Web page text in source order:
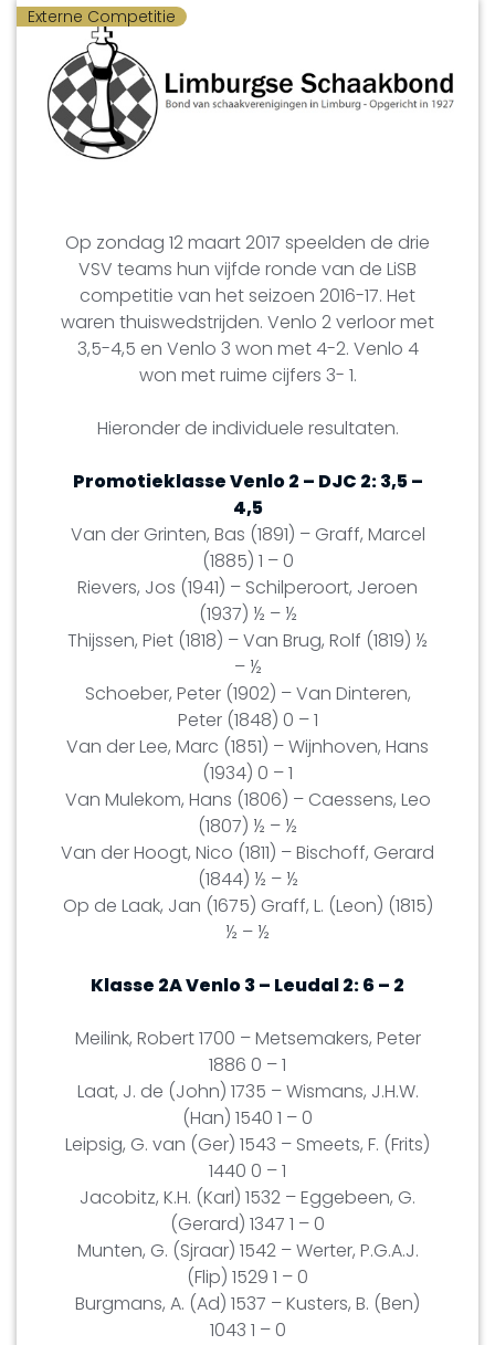
Externe Competitie
Op zondag 12 maart 2017 speelden de drie
VSV teams hun vijfde ronde van de LiSB
competitie van het seizoen 2016-17. Het
waren thuiswedstrijden. Venlo 2 verloor met
3,5-4,5 en Venlo 3 won met 4-2. Venlo 4
won met ruime cijfers 3- 1.
Hieronder de individuele resultaten.
Promotieklasse Venlo 2 – DJC 2: 3,5 –
4,5
Van der Grinten, Bas (1891) – Graff, Marcel
(1885) 1 – 0
Rievers, Jos (1941) – Schilperoort, Jeroen
(1937) ½ – ½
Thijssen, Piet (1818) – Van Brug, Rolf (1819) ½
– ½
Schoeber, Peter (1902) – Van Dinteren,
Peter (1848) 0 – 1
Van der Lee, Marc (1851) – Wijnhoven, Hans
(1934) 0 – 1
Van Mulekom, Hans (1806) – Caessens, Leo
(1807) ½ – ½
Van der Hoogt, Nico (1811) – Bischoff, Gerard
(1844) ½ – ½
Op de Laak, Jan (1675) Graff, L. (Leon) (1815)
½ – ½
Klasse 2A Venlo 3 – Leudal 2: 6 – 2
Meilink, Robert 1700 – Metsemakers, Peter
1886 0 – 1
Laat, J. de (John) 1735 – Wismans, J.H.W.
(Han) 1540 1 – 0
Leipsig, G. van (Ger) 1543 – Smeets, F. (Frits)
1440 0 – 1
Jacobitz, K.H. (Karl) 1532 – Eggebeen, G.
(Gerard) 1347 1 – 0
Munten, G. (Sjraar) 1542 – Werter, P.G.A.J.
(Flip) 1529 1 – 0
Burgmans, A. (Ad) 1537 – Kusters, B. (Ben)
1043 1 – 0